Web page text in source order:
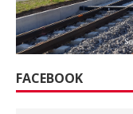
FACEBOOK